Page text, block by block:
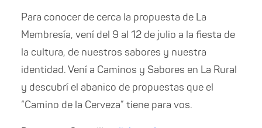
Para conocer de cerca la propuesta de La
Membresía, vení del 9 al 12 de julio a la fiesta de
la cultura, de nuestros sabores y nuestra
identidad. Vení a Caminos y Sabores en La Rural
y descubrí el abanico de propuestas que el
“Camino de la Cerveza” tiene para vos.